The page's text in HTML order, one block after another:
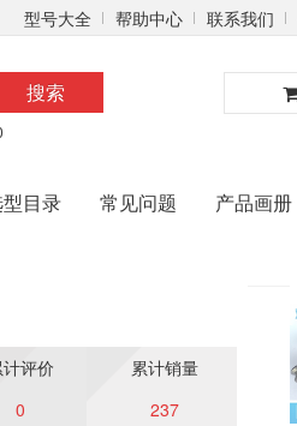
型号大全 帮助中心 联系我们
搜索
目录 常见问题 产品画册
评价
0
累计销量
237